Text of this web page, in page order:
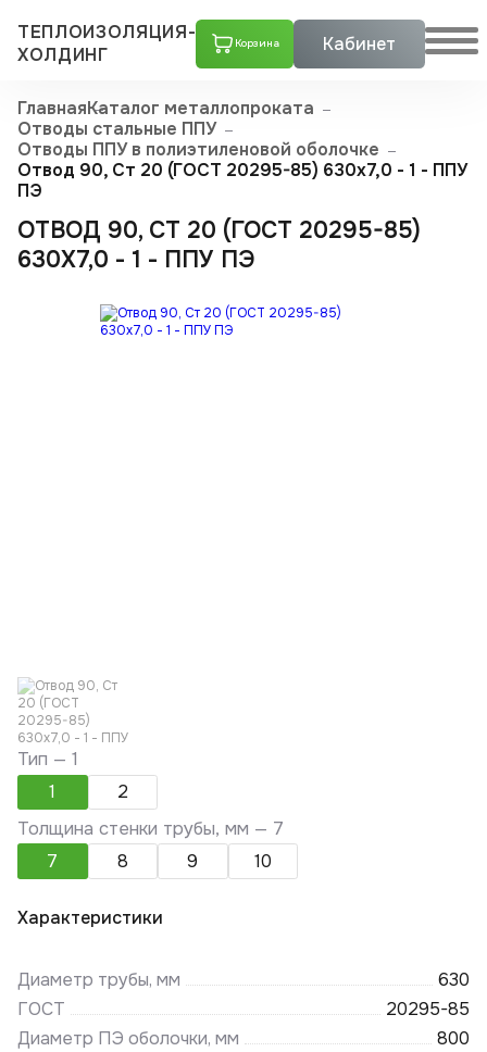
ТЕПЛОИЗОЛЯЦИЯ-
ХОЛДИНГ
Корзина Кабинет
ГлавнаяКаталог металлопроката
Отводы стальные ППУ
Отводы ППУ в полиэтиленовой оболочке
Отвод 90, Ст 20 (ГОСТ 20295-85) 630x7,0 - 1 - ППУ
ПЭ
ОТВОД 90, СТ 20 (ГОСТ 20295-85)
630X7,0 - 1 - ППУ ПЭ
Тип —1
1
2
Толщина стенки трубы, мм — 7
7
8 9 10
Характеристики
Диаметр трубы, мм
630
ГОСТ
20295-85
Диаметр ПЭ оболочки, мм
800